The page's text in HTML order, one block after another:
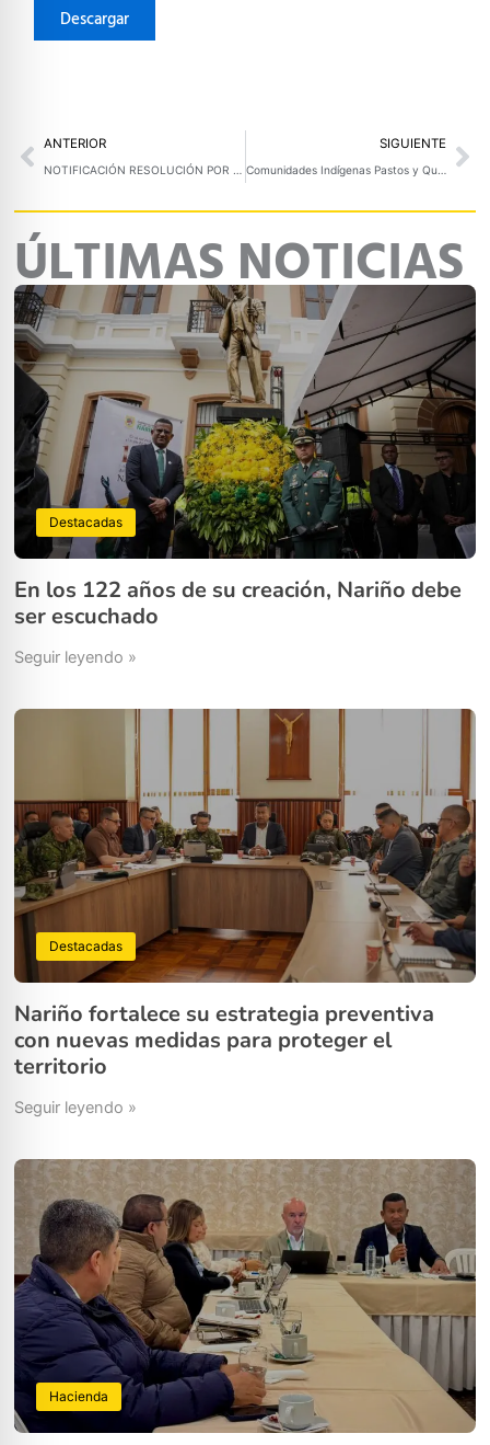
Descargar
Prev
ANTERIOR SIGUIENTE
ÚLTIMAS NOTICIAS
Destacadas
En los 122 años de su creación, Nariño debe
ser escuchado
Seguir leyendo »
Destacadas
Nariño fortalece su estrategia preventiva
con nuevas medidas para proteger el
territorio
Seguir leyendo »
Hacienda